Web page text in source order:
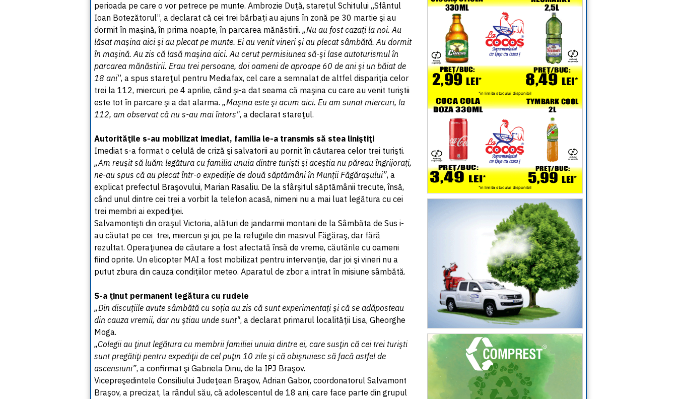
perioada pe care o vor petrece pe munte. Ambrozie Duţă, stareţul Schitului „Sfântul
Ioan Botezătorul”, a declarat că cei trei bărbaţi au ajuns în zonă pe 30 martie şi au
dormit în maşină, în prima noapte, în parcarea mănăstirii. „Nu au fost cazaţi la noi. Au
lăsat maşina aici şi au plecat pe munte. Ei au venit vineri şi au plecat sâmbătă. Au dormit
în maşină. Au zis că lasă maşina aici. Au cerut permisiunea să-şi lase autoturismul în
parcarea mănăstirii. Erau trei persoane, doi oameni de aproape 60 de ani şi un băiat de
18 ani”, a spus stareţul pentru Mediafax, cel care a semnalat de altfel dispariţia celor
trei la 112, miercuri, pe 4 aprilie, când şi-a dat seama că maşina cu care au venit turiştii
este tot în parcare şi a dat alarma. „Maşina este şi acum aici. Eu am sunat miercuri, la
112, am observat că nu s-au mai întors", a declarat stareţul.
Autorităţile s-au mobilizat imediat, familia le-a transmis să stea liniştiţi
Imediat s-a format o celulă de criză şi salvatorii au pornit în căutarea celor trei turişti.
„Am reuşit să luăm legătura cu familia unuia dintre turişti şi aceştia nu păreau îngrijoraţi,
ne-au spus că au plecat într-o expediţie de două săptămâni în Munţii Făgăraşului”, a
explicat prefectul Braşovului, Marian Rasaliu. De la sfârşitul săptămânii trecute, însă,
când unul dintre cei trei a vorbit la telefon acasă, nimeni nu a mai luat legătura cu cei
trei membri ai expediţiei.
Salvamontişti din oraşul Victoria, alături de jandarmii montani de la Sâmbăta de Sus i-
au căutat pe cei trei, miercuri şi joi, pe la refugiile din masivul Făgăraş, dar fără
rezultat. Operaţiunea de căutare a fost afectată însă de vreme, căutările cu oameni
fiind oprite. Un elicopter MAI a fost mobilizat pentru intervenţie, dar joi şi vineri nu a
putut zbura din cauza condiţiilor meteo. Aparatul de zbor a intrat în misiune sâmbătă.
S-a ţinut permanent legătura cu rudele
„Din discuţiile avute sâmbătă cu soţia au zis că sunt experimentaţi şi că se adăposteau
din cauza vremii, dar nu ştiau unde sunt", a declarat primarul localităţii Lisa, Gheorghe
Moga.
„Colegii au ţinut legătura cu membrii familiei unuia dintre ei, care susţin că cei trei turişti
sunt pregătiţi pentru expediţii de cel puţin 10 zile şi că obişnuiesc să facă astfel de
ascensiuni”, a confirmat şi Gabriela Dinu, de la IPJ Braşov.
Vicepreşedintele Consiliului Judeţean Braşov, Adrian Gabor, coordonatorul Salvamont
Braşov, a precizat, la rândul său, că adolescentul de 18 ani, care face parte din grupul